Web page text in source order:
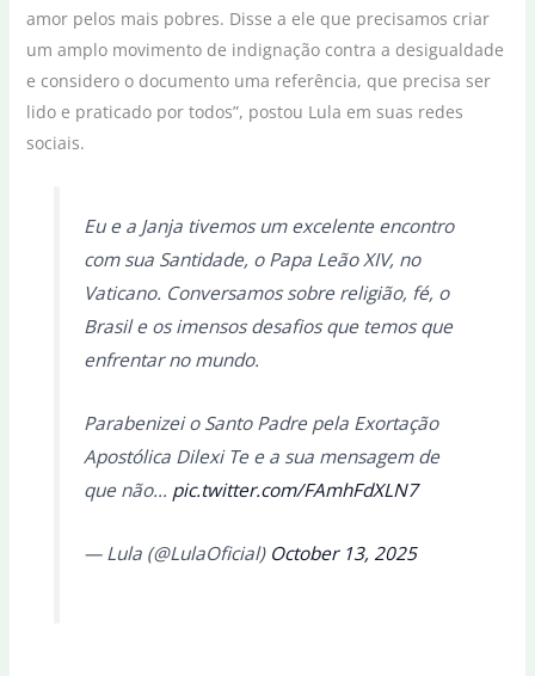
amor pelos mais pobres. Disse a ele que precisamos criar
um amplo movimento de indignação contra a desigualdade
e considero o documento uma referência, que precisa ser
lido e praticado por todos”, postou Lula em suas redes
sociais.
Eu e a Janja tivemos um excelente encontro
com sua Santidade, o Papa Leão XIV, no
Vaticano. Conversamos sobre religião, fé, o
Brasil e os imensos desafios que temos que
enfrentar no mundo.
Parabenizei o Santo Padre pela Exortação
Apostólica Dilexi Te e a sua mensagem de
que não… pic.twitter.com/FAmhFdXLN7
— Lula (@LulaOficial) October 13, 2025